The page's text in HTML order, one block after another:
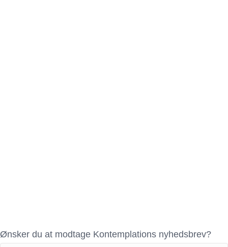
Ønsker du at modtage Kontemplations nyhedsbrev?